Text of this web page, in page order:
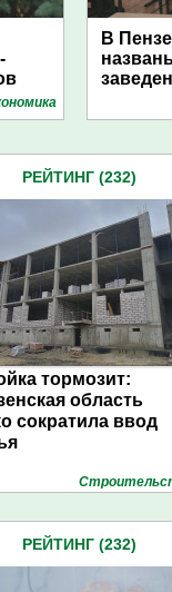
В
РЕЙТИНГ (232)
тормозит:
область
сократила ввод
РЕЙТИНГ (232)